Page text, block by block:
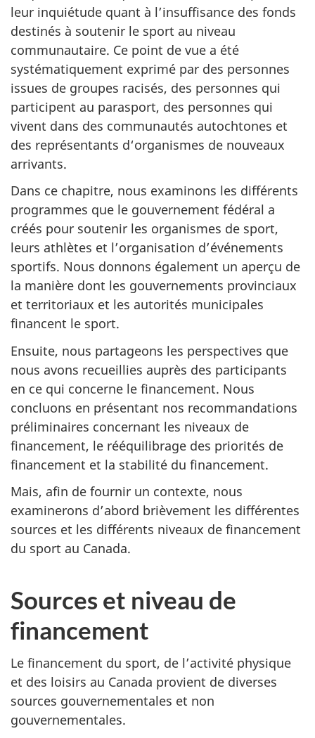
leur inquiétude quant à l’insuffisance des fonds
destinés à soutenir le sport au niveau
communautaire. Ce point de vue a été
systématiquement exprimé par des personnes
issues de groupes racisés, des personnes qui
participent au parasport, des personnes qui
vivent dans des communautés autochtones et
des représentants d‘organismes de nouveaux
arrivants.
Dans ce chapitre, nous examinons les différents
programmes que le gouvernement fédéral a
créés pour soutenir les organismes de sport,
leurs athlètes et l’organisation d’événements
sportifs. Nous donnons également un aperçu de
la manière dont les gouvernements provinciaux
et territoriaux et les autorités municipales
financent le sport.
Ensuite, nous partageons les perspectives que
nous avons recueillies auprès des participants
en ce qui concerne le financement. Nous
concluons en présentant nos recommandations
préliminaires concernant les niveaux de
financement, le rééquilibrage des priorités de
financement et la stabilité du financement.
Mais, afin de fournir un contexte, nous
examinerons d’abord brièvement les différentes
sources et les différents niveaux de financement
du sport au Canada.
Sources et niveau de
financement
Le financement du sport, de l’activité physique
et des loisirs au Canada provient de diverses
sources gouvernementales et non
gouvernementales.